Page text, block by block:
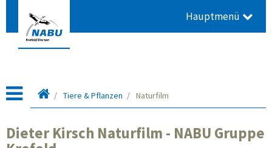
Hauptmenü
Startseite
Tiere & Pflanzen Naturfilm
Dieter Kirsch Naturfilm - NABU Gruppe